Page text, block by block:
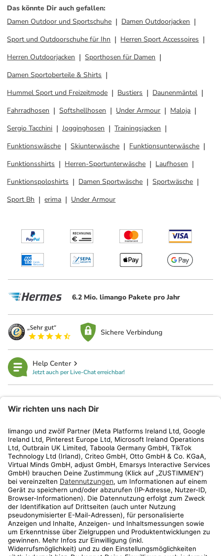
Das könnte Dir auch gefallen:
Damen Outdoor und Sportschuhe
Damen Outdoorjacken
Sport und Outdoorschuhe für Ihn
Herren Sport Accessoires
Herren Outdoorjacken
Sporthosen für Damen
Damen Sportoberteile & Shirts
Hummel Sport und Freizeitmode
Bustiers
Daunenmäntel
Fahrradhosen
Softshellhosen Under Armour
Maloja
Sergio Tacchini
Jogginghosen
Trainingsjacken
Funktionswäsche
Skiunterwäsche
Funktionsunterwäsche
Funktionsshirts
Herren-Sportunterwäsche
Laufhosen
Funktionspoloshirts
Damen Sportwäsche
Sportwäsche
Sport Bh
erima Under Armour
6.2 Mio. limango Pakete pro Jahr
Sichere Verbindung
Help Center
Jetzt auch per Live-Chat erreichbar!
Kundenservice
Shop
Aktionen
Travel